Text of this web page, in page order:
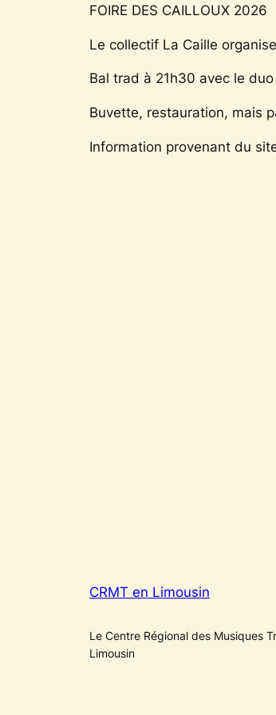
FOIRE DES CAILLOUX 2026
Le collectif La Caille
Bal trad à 21h30 avec le
Buvette, restauration, mais
Information provenant du
CRMT en Limousin
Le Centre Régional des Musiques
Limousin